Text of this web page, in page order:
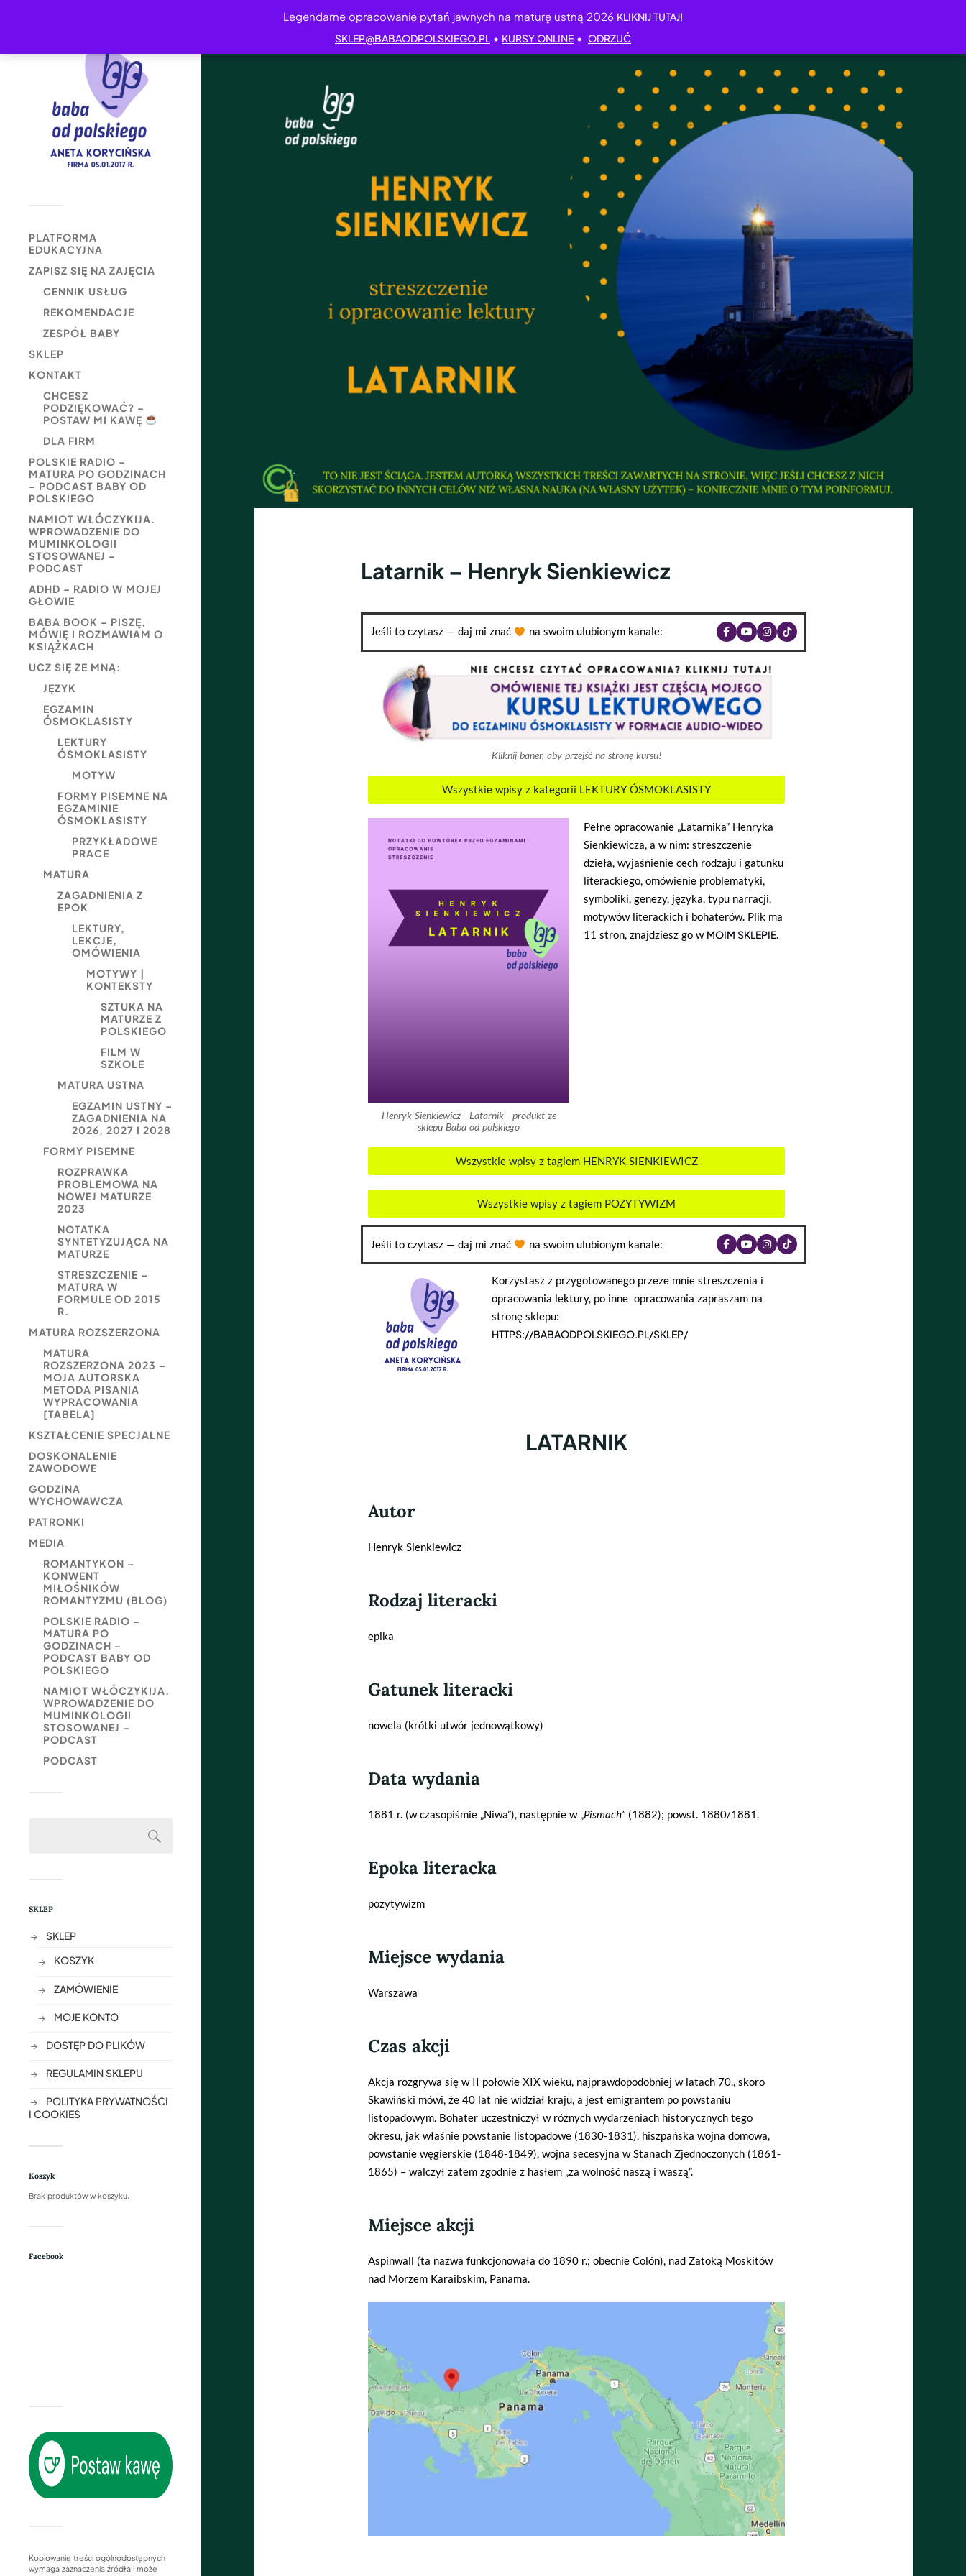
Legendarne opracowanie pytań jawnych na maturę ustną 2026 KLIKNIJ TUTAJ!
SKLEP@BABAODPOLSKIEGO.PL • KURSY ONLINE • ODRZUĆ
PLATFORMA
EDUKACYJNA
ZAPISZ SIĘ NA ZAJĘCIA
CENNIK USŁUG
REKOMENDACJE
ZESPÓŁ BABY
SKLEP
KONTAKT
CHCESZ
PODZIĘKOWAĆ? –
POSTAW MI KAWĘ
DLA FIRM
POLSKIE RADIO –
MATURA PO GODZINACH
– PODCAST BABY OD
POLSKIEGO
NAMIOT WŁÓCZYKIJA.
WPROWADZENIE DO
MUMINKOLOGII
STOSOWANEJ –
PODCAST
ADHD – RADIO W MOJEJ
GŁOWIE
BABA BOOK – PISZĘ,
MÓWIĘ I ROZMAWIAM O
KSIĄŻKACH
UCZ SIĘ ZE MNĄ:
JĘZYK
EGZAMIN
ÓSMOKLASISTY
LEKTURY
ÓSMOKLASISTY
MOTYW
FORMY PISEMNE NA
EGZAMINIE
ÓSMOKLASISTY
PRZYKŁADOWE
PRACE
MATURA
ZAGADNIENIA Z
EPOK
LEKTURY,
LEKCJE,
OMÓWIENIA
MOTYWY |
KONTEKSTY
SZTUKA NA
MATURZE Z
POLSKIEGO
FILM W
SZKOLE
MATURA USTNA
EGZAMIN USTNY –
ZAGADNIENIA NA
2026, 2027 I 2028
FORMY PISEMNE
ROZPRAWKA
PROBLEMOWA NA
NOWEJ MATURZE
2023
NOTATKA
SYNTETYZUJĄCA NA
MATURZE
STRESZCZENIE –
MATURA W
FORMULE OD 2015
R.
MATURA ROZSZERZONA
MATURA
ROZSZERZONA 2023 –
MOJA AUTORSKA
METODA PISANIA
WYPRACOWANIA
[TABELA]
KSZTAŁCENIE SPECJALNE
DOSKONALENIE
ZAWODOWE
GODZINA
WYCHOWAWCZA
PATRONKI
MEDIA
ROMANTYKON –
KONWENT
MIŁOŚNIKÓW
ROMANTYZMU (BLOG)
POLSKIE RADIO –
MATURA PO
GODZINACH –
PODCAST BABY OD
POLSKIEGO
NAMIOT WŁÓCZYKIJA.
WPROWADZENIE DO
MUMINKOLOGII
STOSOWANEJ –
PODCAST
PODCAST
SKLEP
SKLEP
KOSZYK
ZAMÓWIENIE
MOJE KONTO
DOSTĘP DO PLIKÓW
REGULAMIN SKLEPU
POLITYKA PRYWATNOŚCI
I COOKIES
Koszyk
Brak produktów w koszyku.
Facebook
Kopiowanie treści ogólnodostępnych
wymaga zaznaczenia źródła i może
Latarnik – Henryk Sienkiewicz
Jeśli to czytasz — daj mi znać na swoim ulubionym kanale:
Kliknij baner, aby przejść na stronę kursu!
Wszystkie wpisy z kategorii LEKTURY ÓSMOKLASISTY
Henryk Sienkiewicz - Latarnik - produkt ze
sklepu Baba od polskiego
Pełne opracowanie „Latarnika” Henryka
Sienkiewicza, a w nim: streszczenie
dzieła, wyjaśnienie cech rodzaju i gatunku
literackiego, omówienie problematyki,
symboliki, genezy, języka, typu narracji,
motywów literackich i bohaterów. Plik ma
11 stron, znajdziesz go w MOIM SKLEPIE.
Wszystkie wpisy z tagiem HENRYK SIENKIEWICZ
Wszystkie wpisy z tagiem POZYTYWIZM
Jeśli to czytasz — daj mi znać na swoim ulubionym kanale:
Korzystasz z przygotowanego przeze mnie streszczenia i
opracowania lektury, po inne opracowania zapraszam na
stronę sklepu:
HTTPS://BABAODPOLSKIEGO.PL/SKLEP/
LATARNIK
Autor
Henryk Sienkiewicz
Rodzaj literacki
epika
Gatunek literacki
nowela (krótki utwór jednowątkowy)
Data wydania
1881 r. (w czasopiśmie „Niwa”), następnie w „Pismach” (1882); powst. 1880/1881.
Epoka literacka
pozytywizm
Miejsce wydania
Warszawa
Czas akcji
Akcja rozgrywa się w II połowie XIX wieku, najprawdopodobniej w latach 70., skoro
Skawiński mówi, że 40 lat nie widział kraju, a jest emigrantem po powstaniu
listopadowym. Bohater uczestniczył w różnych wydarzeniach historycznych tego
okresu, jak właśnie powstanie listopadowe (1830-1831), hiszpańska wojna domowa,
powstanie węgierskie (1848-1849), wojna secesyjna w Stanach Zjednoczonych (1861-
1865) – walczył zatem zgodnie z hasłem „za wolność naszą i waszą”.
Miejsce akcji
Aspinwall (ta nazwa funkcjonowała do 1890 r.; obecnie Colón), nad Zatoką Moskitów
nad Morzem Karaibskim, Panama.